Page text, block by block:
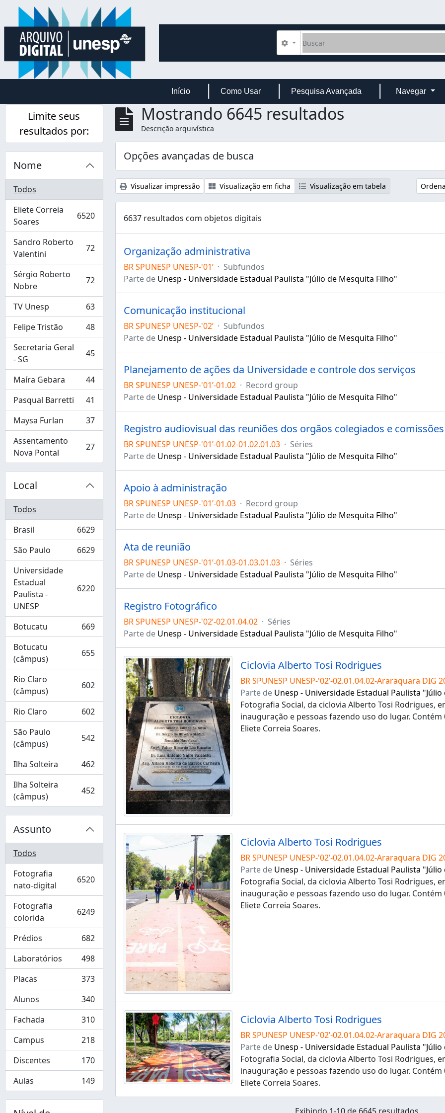
Skip to main content
Buscar
Opções de busca
Início Como Usar Pesquisa Avançada Navegar
Limite seus
resultados por:
Nome
Todos
Eliete Correia
Soares
, 6520 resultados 6520
Sandro Roberto
Valentini
, 72 resultados 72
Sérgio Roberto
Nobre
, 72 resultados 72
TV Unesp
, 63 resultados
63
Felipe Tristão
, 48 resultados
48
Secretaria Geral
- SG
, 45 resultados 45
Maíra Gebara
, 44 resultados
44
Pasqual Barretti
, 41 resultados
41
Maysa Furlan
, 37 resultados
37
Assentamento
Nova Pontal
, 27 resultados 27
Local
Todos
Brasil
, 6629 resultados 6629
São Paulo
, 6629 resultados 6629
Universidade
Estadual
Paulista -
UNESP
, 6220 resultados 6220
Botucatu
, 669 resultados
669
Botucatu
(câmpus)
, 655 resultados 655
Rio Claro
(câmpus)
, 602 resultados 602
Rio Claro
, 602 resultados
602
São Paulo
(câmpus)
, 542 resultados 542
Ilha Solteira
, 462 resultados
462
Ilha Solteira
(câmpus)
, 452 resultados 452
Assunto
Todos
Fotografia
nato-digital
, 6520 resultados 6520
Fotografia
colorida
, 6249 resultados 6249
Prédios
, 682 resultados
682
Laboratórios
, 498 resultados
498
Placas
, 373 resultados
373
Alunos
, 340 resultados
340
Fachada
, 310 resultados
310
Campus
, 218 resultados
218
Discentes
, 170 resultados
170
Aulas
, 149 resultados 149
Mostrando 6645 resultados
Descrição arquivística
Opções avançadas de busca
Visualizar impressão Visualização em ficha Visualização em tabela
6637 resultados com objetos digitais
Organização administrativa
BR SPUNESP UNESP-'01’ · Subfundos
Parte de Unesp - Universidade Estadual Paulista "Júlio de Mesquita Filho"
Comunicação institucional
BR SPUNESP UNESP-'02’ · Subfundos
Parte de Unesp - Universidade Estadual Paulista "Júlio de Mesquita Filho"
Planejamento de ações da Universidade e controle dos serviços
BR SPUNESP UNESP-'01’-01.02 · Record group
Parte de Unesp - Universidade Estadual Paulista "Júlio de Mesquita Filho"
Registro audiovisual das reuniões dos orgãos colegiados e comissões
BR SPUNESP UNESP-'01’-01.02-01.02.01.03 · Séries
Parte de Unesp - Universidade Estadual Paulista "Júlio de Mesquita Filho"
Apoio à administração
BR SPUNESP UNESP-'01’-01.03 · Record group
Parte de Unesp - Universidade Estadual Paulista "Júlio de Mesquita Filho"
Ata de reunião
BR SPUNESP UNESP-'01’-01.03-01.03.01.03 · Séries
Parte de Unesp - Universidade Estadual Paulista "Júlio de Mesquita Filho"
Registro Fotográfico
BR SPUNESP UNESP-'02’-02.01.04.02 · Séries
Parte de Unesp - Universidade Estadual Paulista "Júlio de Mesquita Filho"
Ciclovia Alberto Tosi Rodrigues
BR SPUNESP UNESP-'02’-02.01.04.02-Araraquara DIG
Parte de Unesp - Universidade Estadual Paulista
Fotografia Social, da ciclovia Alberto Tosi Rodrigues,
inauguração e pessoas fazendo uso do lugar.
Eliete Correia Soares.
Ciclovia Alberto Tosi Rodrigues
BR SPUNESP UNESP-'02’-02.01.04.02-Araraquara DIG
Parte de Unesp - Universidade Estadual Paulista
Fotografia Social, da ciclovia Alberto Tosi Rodrigues,
inauguração e pessoas fazendo uso do lugar.
Eliete Correia Soares.
Ciclovia Alberto Tosi Rodrigues
BR SPUNESP UNESP-'02’-02.01.04.02-Araraquara DIG
Parte de Unesp - Universidade Estadual Paulista
Fotografia Social, da ciclovia Alberto Tosi Rodrigues,
inauguração e pessoas fazendo uso do lugar.
Eliete Correia Soares.